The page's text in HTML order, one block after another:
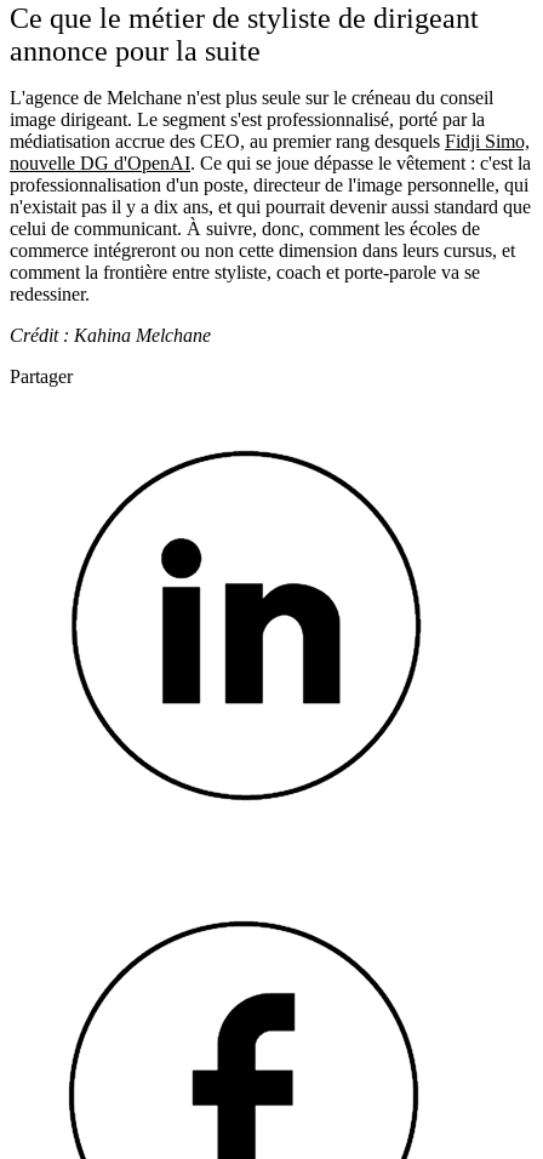
Ce que le métier de styliste de dirigeant
annonce pour la suite
L'agence de Melchane n'est plus seule sur le créneau du conseil
image dirigeant. Le segment s'est professionnalisé, porté par la
médiatisation accrue des CEO, au premier rang desquels Fidji Simo,
nouvelle DG d'OpenAI. Ce qui se joue dépasse le vêtement : c'est la
professionnalisation d'un poste, directeur de l'image personnelle, qui
n'existait pas il y a dix ans, et qui pourrait devenir aussi standard que
celui de communicant. À suivre, donc, comment les écoles de
commerce intégreront ou non cette dimension dans leurs cursus, et
comment la frontière entre styliste, coach et porte-parole va se
redessiner.
Crédit : Kahina Melchane
Partager